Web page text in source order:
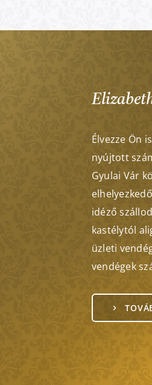
Élvezze Ön
nyújtott
Gyulai Vár
idéző
kastélytól
üzleti
vendégek